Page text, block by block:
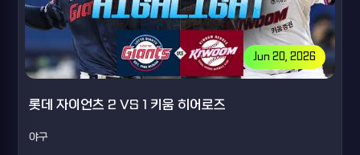
Jun 20, 2026
롯데 자이언츠 2 VS 1 키움 히어로즈
야구